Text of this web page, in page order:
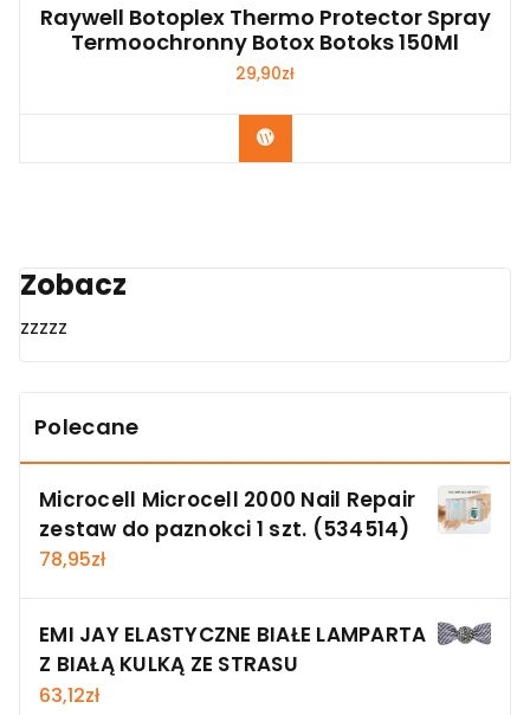
Raywell Botoplex Thermo Protector Spray
Termoochronny Botox Botoks 150Ml
29,90zł
Zobacz
Zobacz
zzzzz
Polecane
Microcell Microcell 2000 Nail Repair
zestaw do paznokci 1 szt. (534514)
78,95zł
EMI JAY ELASTYCZNE BIAŁE LAMPARTA
Z BIAŁĄ KULKĄ ZE STRASU
63,12zł